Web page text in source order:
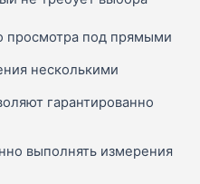
просмотра под прямыми
несколькими
гарантированно
выполнять измерения